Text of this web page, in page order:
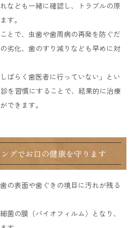
なども一緒に確認し、トラブルの原
す。
とで、虫歯や歯周病の再発を防ぐだ
劣化、歯のすり減りなども早めに対
ばらく歯医者に行っていない」とい
を習慣にすることで、結果的に治療
できます。
グでお口の健康を守ります
の表面や歯ぐきの境目に汚れが残る
菌の膜（バイオフィルム）となり、